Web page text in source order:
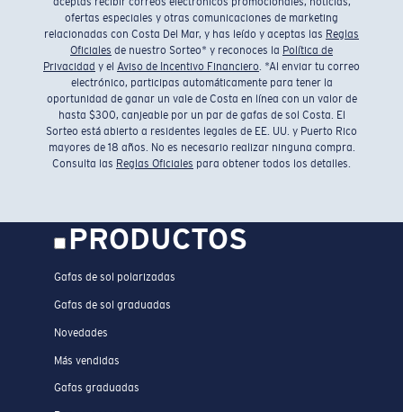
ofertas especiales y otras comunicaciones de marketing
relacionadas con Costa Del Mar, y has leído y aceptas las Reglas
Oficiales de nuestro Sorteo* y reconoces la Política de
Privacidad y el Aviso de Incentivo Financiero. *Al enviar tu correo
electrónico, participas automáticamente para tener la
oportunidad de ganar un vale de Costa en línea con un valor de
hasta $300, canjeable por un par de gafas de sol Costa. El
Sorteo está abierto a residentes legales de EE. UU. y Puerto Rico
mayores de 18 años. No es necesario realizar ninguna compra.
Consulta las Reglas Oficiales para obtener todos los detalles.
PRODUCTOS
Gafas de sol polarizadas
Gafas de sol graduadas
Novedades
Más vendidas
Gafas graduadas